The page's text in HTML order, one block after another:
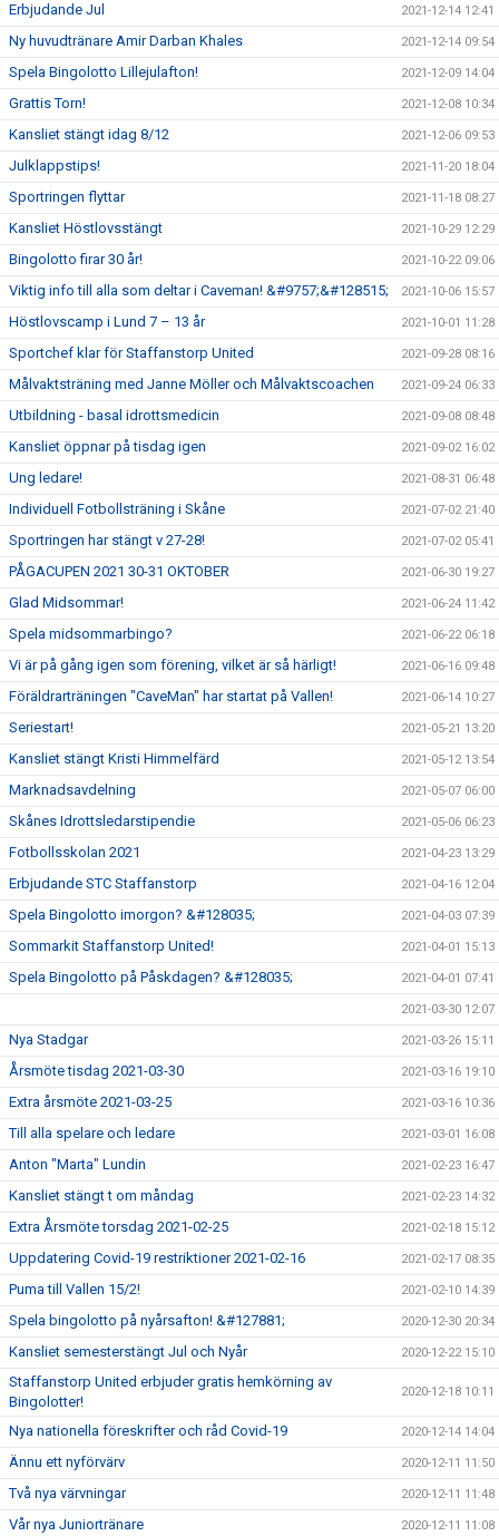
Erbjudande Jul 2021-12-14 12:41
Ny huvudtränare Amir Darban Khales 2021-12-14 09:54
Spela Bingolotto Lillejulafton! 2021-12-09 14:04
Grattis Torn! 2021-12-08 10:34
Kansliet stängt idag 8/12 2021-12-06 09:53
Julklappstips! 2021-11-20 18:04
Sportringen flyttar 2021-11-18 08:27
Kansliet Höstlovsstängt 2021-10-29 12:29
Bingolotto firar 30 år! 2021-10-22 09:06
Viktig info till alla som deltar i Caveman! &#9757;&#128515; 2021-10-06 15:57
Höstlovscamp i Lund 7 – 13 år 2021-10-01 11:28
Sportchef klar för Staffanstorp United 2021-09-28 08:16
Målvaktsträning med Janne Möller och Målvaktscoachen 2021-09-24 06:33
Utbildning - basal idrottsmedicin 2021-09-08 08:48
Kansliet öppnar på tisdag igen 2021-09-02 16:02
Ung ledare! 2021-08-31 06:48
Individuell Fotbollsträning i Skåne 2021-07-02 21:40
Sportringen har stängt v 27-28! 2021-07-02 05:41
PÅGACUPEN 2021 30-31 OKTOBER 2021-06-30 19:27
Glad Midsommar! 2021-06-24 11:42
Spela midsommarbingo? 2021-06-22 06:18
Vi är på gång igen som förening, vilket är så härligt! 2021-06-16 09:48
Föräldrarträningen "CaveMan" har startat på Vallen! 2021-06-14 10:27
Seriestart! 2021-05-21 13:20
Kansliet stängt Kristi Himmelfärd 2021-05-12 13:54
Marknadsavdelning 2021-05-07 06:00
Skånes Idrottsledarstipendie 2021-05-06 06:23
Fotbollsskolan 2021 2021-04-23 13:29
Erbjudande STC Staffanstorp 2021-04-16 12:04
Spela Bingolotto imorgon? &#128035; 2021-04-03 07:39
Sommarkit Staffanstorp United! 2021-04-01 15:13
Spela Bingolotto på Påskdagen? &#128035; 2021-04-01 07:41
2021-03-30 12:07
Nya Stadgar 2021-03-26 15:11
Årsmöte tisdag 2021-03-30 2021-03-16 19:10
Extra årsmöte 2021-03-25 2021-03-16 10:36
Till alla spelare och ledare 2021-03-01 16:08
Anton "Marta" Lundin 2021-02-23 16:47
Kansliet stängt t om måndag 2021-02-23 14:32
Extra Årsmöte torsdag 2021-02-25 2021-02-18 15:12
Uppdatering Covid-19 restriktioner 2021-02-16 2021-02-17 08:35
Puma till Vallen 15/2! 2021-02-10 14:39
Spela bingolotto på nyårsafton! &#127881; 2020-12-30 20:34
Kansliet semesterstängt Jul och Nyår 2020-12-22 15:10
Staffanstorp United erbjuder gratis hemkörning av
Bingolotter!
2020-12-18 10:11
Nya nationella föreskrifter och råd Covid-19 2020-12-14 14:04
Ännu ett nyförvärv 2020-12-11 11:50
Två nya värvningar 2020-12-11 11:48
Vår nya Juniortränare 2020-12-11 11:08